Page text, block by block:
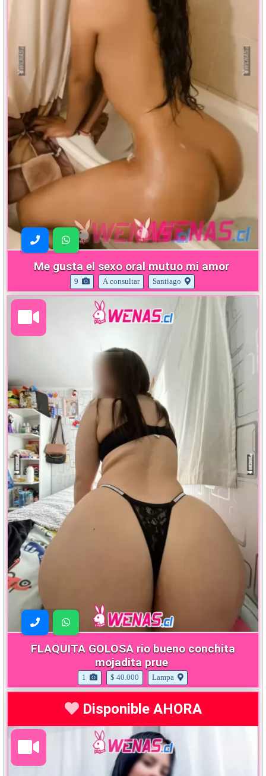
Me gusta el sexo oral mutuo mi amor
9 A consultar Santiago
FLAQUITA GOLOSA rio bueno conchita
mojadita prue
1 $ 40.000 Lampa
Disponible AHORA